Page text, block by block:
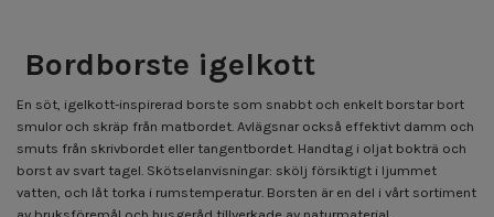
Bordborste igelkott
En söt, igelkott-inspirerad borste som snabbt och enkelt borstar bort
smulor och skräp från matbordet. Avlägsnar också effektivt damm och
smuts från skrivbordet eller tangentbordet. Handtag i oljat bokträ och
borst av svart tagel. Skötselanvisningar: skölj försiktigt i ljummet
vatten, och låt torka i rumstemperatur. Borsten är en del i vårt sortiment